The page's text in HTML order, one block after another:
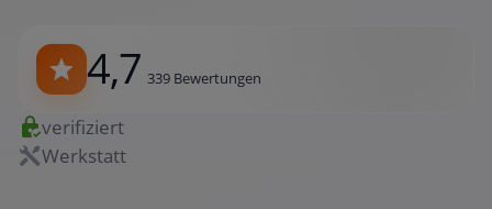
4,7 339 Bewertungen
verifiziert
Werkstatt